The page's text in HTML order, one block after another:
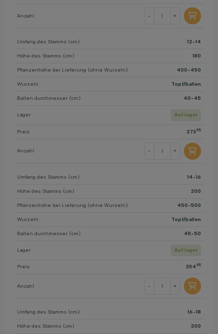
Anzahl - +
Umfang des Stamms (cm) 12-14
Höhe des Stamms (cm) 180
Pflanzenhöhe bei Lieferung (ohne Wurzeln) 400-450
Wurzeln Topf/ballen
Ballen durchmesser (cm) 40-45
Lager Auf lager
Preis 273 95
Anzahl - +
Umfang des Stamms (cm) 14-16
Höhe des Stamms (cm) 200
Pflanzenhöhe bei Lieferung (ohne Wurzeln) 450-500
Wurzeln Topf/ballen
Ballen durchmesser (cm) 45-50
Lager Auf lager
Preis 354 95
Anzahl - +
Umfang des Stamms (cm) 16-18
Höhe des Stamms (cm) 200